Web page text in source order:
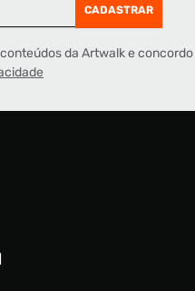
CADASTRAR
da Artwalk e concordo